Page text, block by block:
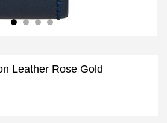
Leather Rose Gold